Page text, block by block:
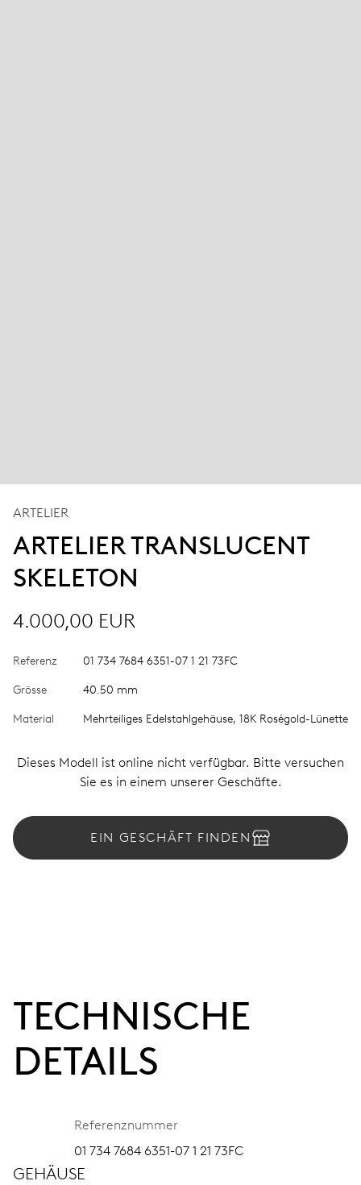
ARTELIER
ARTELIER TRANSLUCENT
SKELETON
4.000,00 EUR
Referenz 01 734 7684 6351-07 1 21 73FC
Grösse 40.50 mm
Material Mehrteiliges Edelstahlgehäuse, 18K Roségold-Lünette
Dieses Modell ist online nicht verfügbar. Bitte versuchen
Sie es in einem unserer Geschäfte.
EIN GESCHÄFT FINDEN
TECHNISCHE
DETAILS
Referenznummer
01 734 7684 6351-07 1 21 73FC
GEHÄUSE